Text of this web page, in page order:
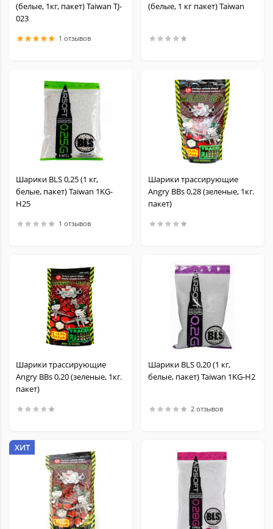
(белые, 1кг, пакет) Taiwan TJ-
023
1 отзывов
(белые, 1 кг пакет) Taiwan
Шарики BLS 0,25 (1 кг,
белые, пакет) Taiwan 1KG-
H25
1 отзывов
Шарики трассирующие
Angry BBs 0,28 (зеленые, 1кг.
пакет)
Шарики трассирующие
Angry BBs 0,20 (зеленые, 1кг.
пакет)
Шарики BLS 0,20 (1 кг,
белые, пакет) Taiwan 1KG-H2
2 отзывов
ХИТ